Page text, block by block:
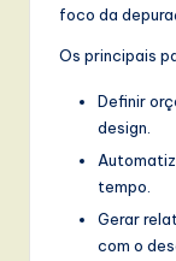
foco da
Os principais
Definir
design.
tempo.
Gerar
com o